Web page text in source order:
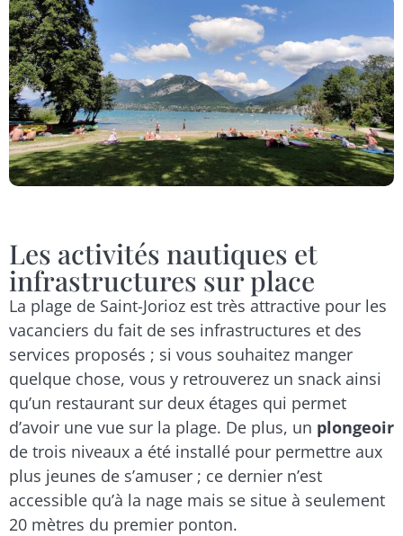
Les activités nautiques et
infrastructures sur place
La plage de Saint-Jorioz est très attractive pour les
vacanciers du fait de ses infrastructures et des
services proposés ; si vous souhaitez manger
quelque chose, vous y retrouverez un snack ainsi
qu’un restaurant sur deux étages qui permet
d’avoir une vue sur la plage. De plus, un plongeoir
de trois niveaux a été installé pour permettre aux
plus jeunes de s’amuser ; ce dernier n’est
accessible qu’à la nage mais se situe à seulement
20 mètres du premier ponton.